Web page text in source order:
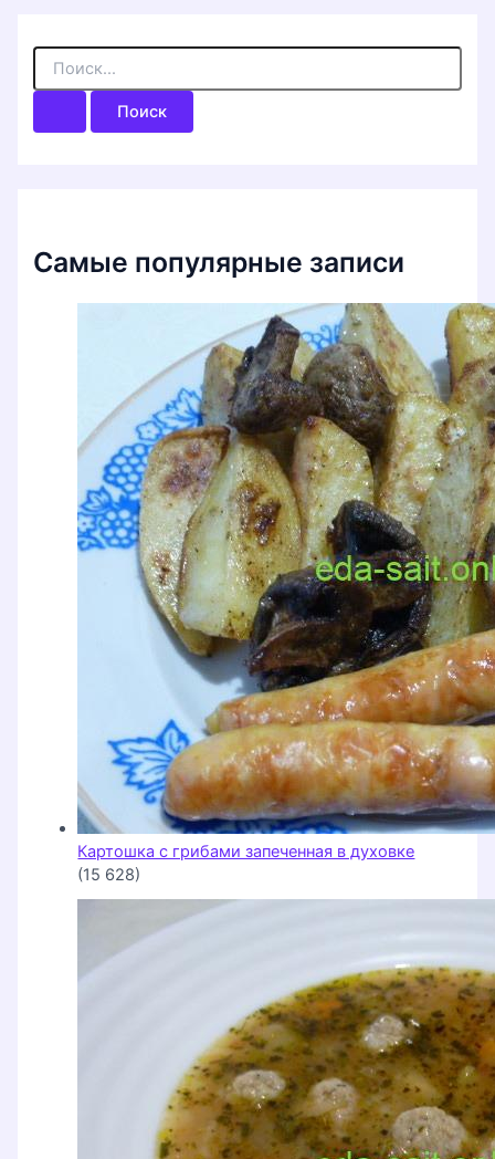
П
и
Самые популярные записи
Картошка с грибами запеченная в духовке
(15 628)